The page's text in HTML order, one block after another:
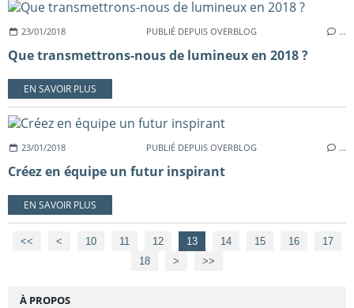
23/01/2018 PUBLIÉ DEPUIS OVERBLOG …
Que transmettrons-nous de lumineux en 2018 ?
EN SAVOIR PLUS
23/01/2018 PUBLIÉ DEPUIS OVERBLOG …
Créez en équipe un futur inspirant
EN SAVOIR PLUS
<< < 10 11 12 13 14 15 16
17
18
> >>
À PROPOS